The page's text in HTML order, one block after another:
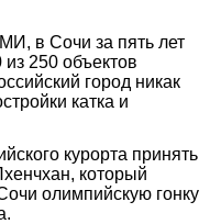
в Сочи за пять лет
250 объектов
город никак
катка и
курорта принять
который
олимпийскую гонку